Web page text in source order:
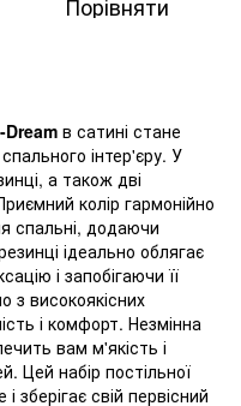
Dream в сатині стане
інтер'єру. У
а також дві
колір гармонійно
спальні, додаючи
ідеально облягає
і запобігаючи її
з високоякісних
і комфорт. Незмінна
вам м'якість і
Цей набір постільної
зберігає свій первісний